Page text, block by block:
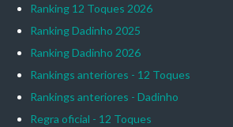
Ranking 12 Toques 2026
Ranking Dadinho 2025
Ranking Dadinho 2026
Rankings anteriores - 12 Toques
Rankings anteriores - Dadinho
Regra oficial - 12 Toques